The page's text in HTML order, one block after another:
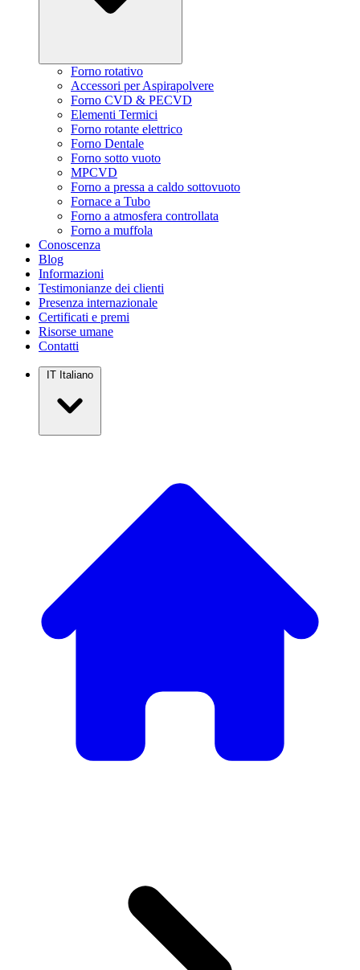
Forno rotativo
Accessori per Aspirapolvere
Forno CVD & PECVD
Elementi Termici
Forno rotante elettrico
Forno Dentale
Forno sotto vuoto
MPCVD
Forno a pressa a caldo sottovuoto
Fornace a Tubo
Forno a atmosfera controllata
Forno a muffola
Conoscenza
Blog
Informazioni
Testimonianze dei clienti
Presenza internazionale
Certificati e premi
Risorse umane
Contatti
IT Italiano